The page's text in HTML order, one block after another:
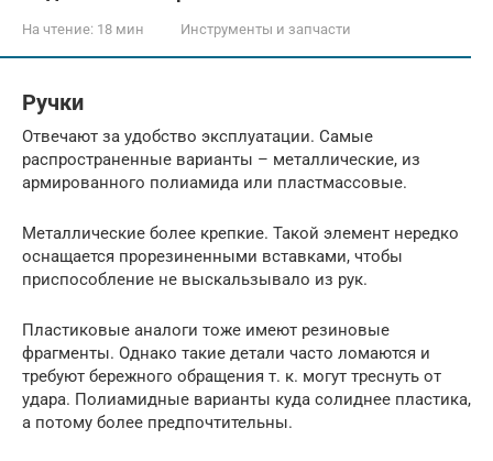
На чтение: 18 мин Инструменты и запчасти
Ручки
Отвечают за удобство эксплуатации. Самые
распространенные варианты – металлические, из
армированного полиамида или пластмассовые.
Металлические более крепкие. Такой элемент нередко
оснащается прорезиненными вставками, чтобы
приспособление не выскальзывало из рук.
Пластиковые аналоги тоже имеют резиновые
фрагменты. Однако такие детали часто ломаются и
требуют бережного обращения т. к. могут треснуть от
удара. Полиамидные варианты куда солиднее пластика,
а потому более предпочтительны.